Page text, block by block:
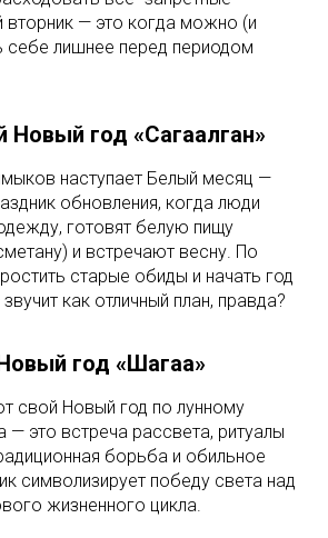
— это когда можно (и
себе лишнее перед периодом
Новый год «Сагаалган»
наступает Белый месяц —
обновления, когда люди
готовят белую пищу
и встречают весну. По
старые обиды и начать год
как отличный план, правда?
год «Шагаа»
свой Новый год по лунному
это встреча рассвета, ритуалы
борьба и обильное
символизирует победу света над
жизненного цикла.